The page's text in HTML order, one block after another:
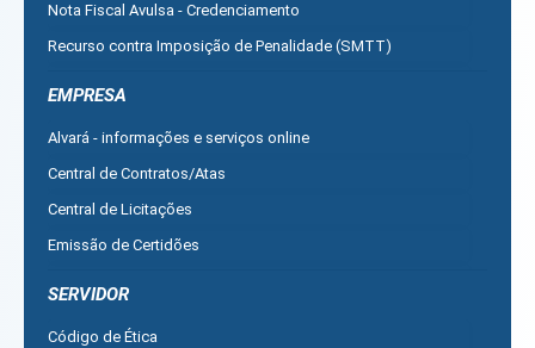
Nota Fiscal Avulsa - Credenciamento
Recurso contra Imposição de Penalidade (SMTT)
EMPRESA
Alvará - informações e serviços online
Central de Contratos/Atas
Central de Licitações
Emissão de Certidões
SERVIDOR
Código de Ética